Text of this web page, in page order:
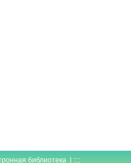
библиотека | ::::